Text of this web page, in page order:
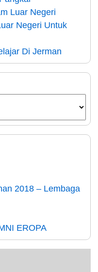
Luar Negeri
Negeri Untuk
Di Jerman
2018 – Lembaga
EROPA